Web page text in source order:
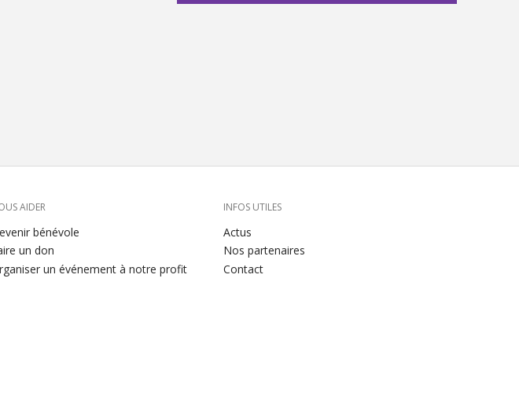
AIDER
bénévole
un don
un événement à notre profit
INFOS UTILES
Actus
Nos partenaires
Contact